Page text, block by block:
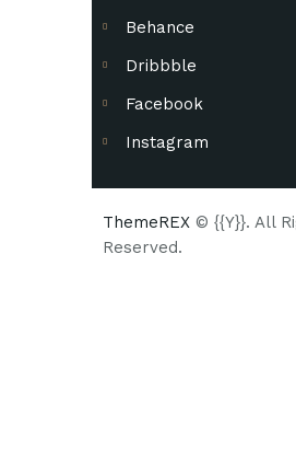
Behance
Dribbble
Facebook
Instagram
ThemeREX © {{Y}}. All
Reserved.